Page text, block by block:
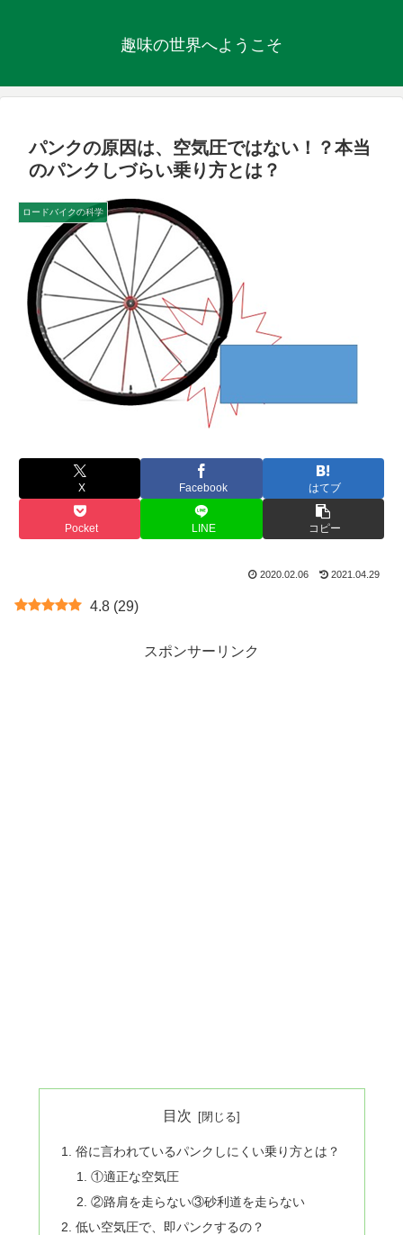
趣味の世界へようこそ
パンクの原因は、空気圧ではない！？本当
のパンクしづらい乗り方とは？
ロードバイクの科学
X Facebook はてブ
Pocket LINE コピー
2020.02.06 2021.04.29
4.8 (29)
スポンサーリンク
目次
俗に言われているパンクしにくい乗り方とは？
①適正な空気圧
②路肩を走らない③砂利道を走らない
低い空気圧で、即パンクするの？